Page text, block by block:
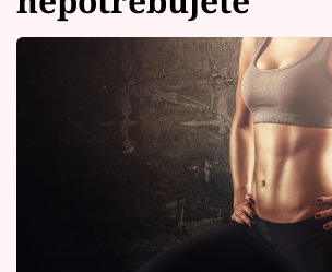
Celebrity
Sledujte prima+